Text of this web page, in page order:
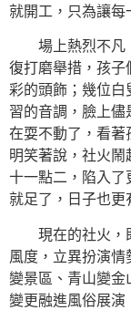
就開工，只為讓每
場上熱烈不凡
復打磨舉措，孩子
彩的頭飾；幾位
習的音調，臉上儘
在耍不動了，看著
明笑著說，社火
十一點二，陷入
就足了，日子也更
現在的社火，
風度，立異扮演情
變景區、青山變金
變更融進風俗展演